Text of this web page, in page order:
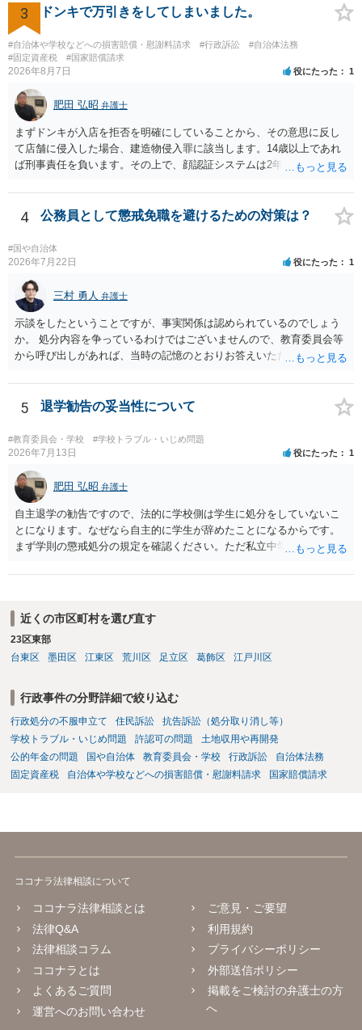
る弁護士に面談の予約を入れ日程調整の上で面談を行うと良いでしょ
う。
3 ドンキで万引きをしてしまいました。
#自治体や学校などへの損害賠償・慰謝料請求 #行政訴訟
#自治体法務
#固定資産税
#国家賠償請求
2026年8月7日 役にたった 1
肥田 弘昭 弁護士
まずドンキが入店を拒否を明確にしていることから、その意思に反し
て店舗に侵入した場合、建造物侵入罪に該当します。14歳以上であれ
ば刑事責任を負います。その上で、顔認証システムは2年程度で削除さ
いです。そのドンキにどうしても行かないといけない理由は不明です
が、保護者に町田のドンキに連絡をして許可を貰うのが一番安全かと
4 公務員として懲戒免職を避けるための対策は？
#国や自治体
2026年7月22日 役にたった 1
三村 勇人 弁護士
示談をしたということですが、事実関係は認められているのでしょう
か。 処分内容を争っているわけではございませんので、教育委員会等
から呼び出しがあれば、当時の記憶のとおりお答えいただくことにな
5 退学勧告の妥当性について
#教育委員会・学校 #学校トラブル・いじめ問題
2026年7月13日 役にたった 1
肥田 弘昭 弁護士
自主退学の勧告ですので、法的に学校側は学生に処分をしていないこ
とになります。なぜなら自主的に学生が辞めたことになるからです。
まず学則の懲戒処分の規定を確認ください。ただ私立中学ですので裁
なるかと思います。その中で、懲戒処分として退学処分を上記事情か
弁護士会にありますので相談するのも良いかと思います。
近くの市区町村を選び直す
23区東部
台東区
墨田区 江東区 荒川区 足立区 葛飾区 江戸川区
行政事件の分野詳細で絞り込む
行政処分の不服申立て 住民訴訟
抗告訴訟（処分取り消し等）
学校トラブル・いじめ問題
許認可の問題
土地収用や再開発
公的年金の問題
国や自治体 教育委員会・学校 行政訴訟
自治体法務
固定資産税
自治体や学校などへの損害賠償・慰謝料請求 国家賠償請求
ココナラ法律相談について
ココナラ法律相談とは
法律Q&A
法律相談コラム
ココナラとは
よくあるご質問
運営へのお問い合わせ
ご意見・ご要望
利用規約
プライバシーポリシー
外部送信ポリシー
掲載をご検討の弁護士の方
へ